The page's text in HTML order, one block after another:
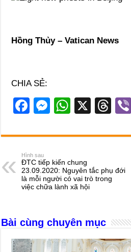
Hồng Thủy – Vatican News
CHIA SẺ:
F
c
e
b
o
k
M
ss
n
g
W
at
A
p
X
T
e
d
s
Hình sau
ĐTC tiếp kiến chung
23.09.2020: Nguyên tắc phụ đới
là mỗi người có vai trò trong
việc chữa lành xã hội
Bài cùng chuyên mục